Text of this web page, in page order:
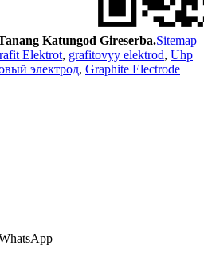
Katungod Gireserba.Sitemap
Elektrot, grafitovyy elektrod, Uhp
электрод, Graphite Electrode